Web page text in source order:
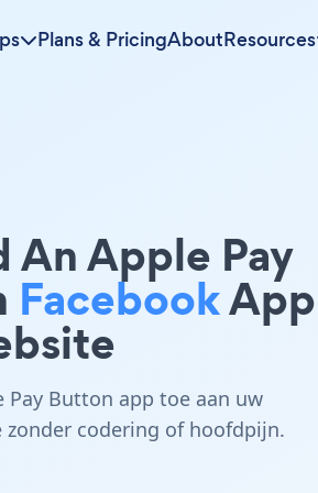
Plans & PricingAboutResources
An Apple Pay
Facebook
Pay Button app toe aan uw
zonder codering of hoofdpijn.